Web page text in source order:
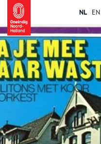
NL EN